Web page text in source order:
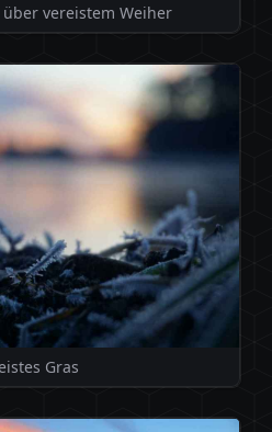
vereistem Weiher
Gras